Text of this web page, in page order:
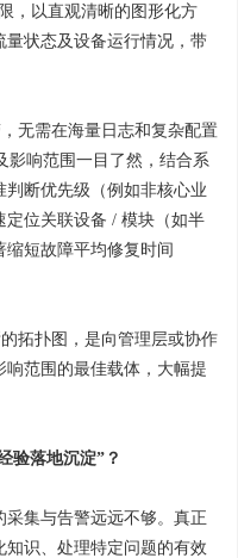
，以直观清晰的图形化方
状态及设备运行情况，带
无需在海量日志和复杂配置
影响范围一目了然，结合系
断优先级（例如非核心业
定位关联设备 / 模块（如半
短故障平均修复时间
拓扑图，是向管理层或协作
范围的最佳载体，大幅提
验落地沉淀”？
集与告警远远不够。真正
识、处理特定问题的有效